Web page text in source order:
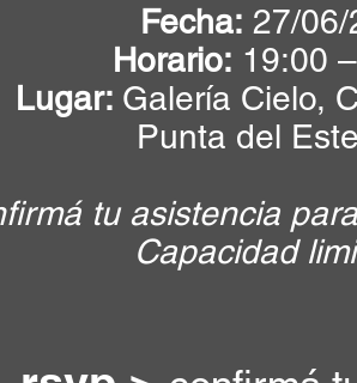
Fecha: 27/06/
Horario: 19:00
Lugar: Galería Cielo,
Punta del
tu asistencia
Capacidad